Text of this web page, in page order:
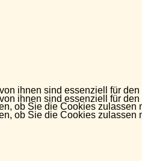
ihnen sind essenziell für
ob Sie die Cookies
ihnen sind essenziell für
ob Sie die Cookies